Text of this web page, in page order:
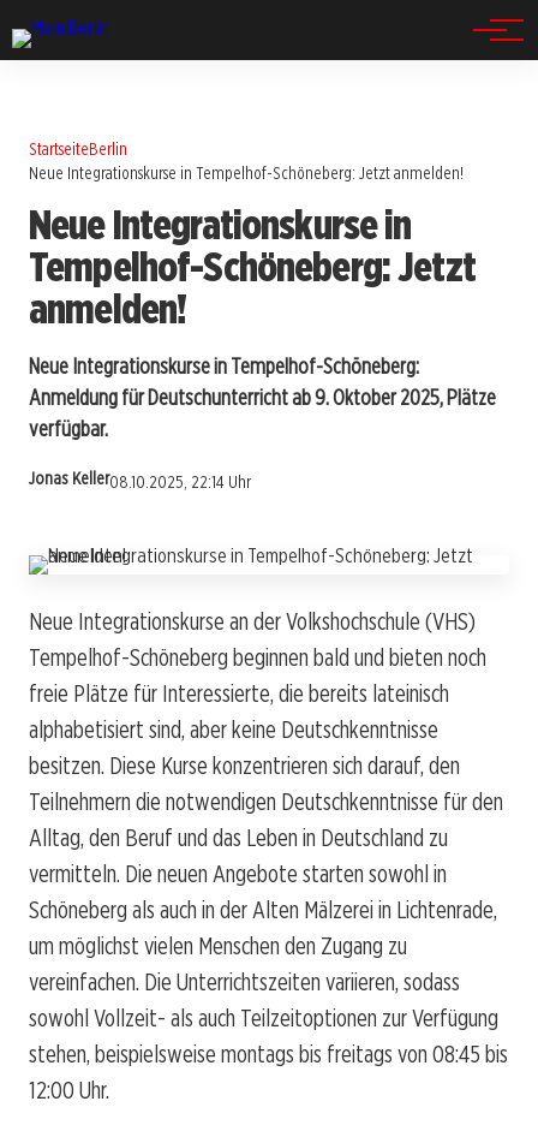
StartseiteBerlin
Neue Integrationskurse in Tempelhof-Schöneberg: Jetzt anmelden!
Neue Integrationskurse in
Tempelhof-Schöneberg: Jetzt
anmelden!
Neue Integrationskurse in Tempelhof-Schöneberg:
Anmeldung für Deutschunterricht ab 9. Oktober 2025, Plätze
verfügbar.
Jonas Keller08.10.2025, 22:14 Uhr
Neue Integrationskurse an der Volkshochschule (VHS)
Tempelhof-Schöneberg beginnen bald und bieten noch
freie Plätze für Interessierte, die bereits lateinisch
alphabetisiert sind, aber keine Deutschkenntnisse
besitzen. Diese Kurse konzentrieren sich darauf, den
Teilnehmern die notwendigen Deutschkenntnisse für den
Alltag, den Beruf und das Leben in Deutschland zu
vermitteln. Die neuen Angebote starten sowohl in
Schöneberg als auch in der Alten Mälzerei in Lichtenrade,
um möglichst vielen Menschen den Zugang zu
vereinfachen. Die Unterrichtszeiten variieren, sodass
sowohl Vollzeit- als auch Teilzeitoptionen zur Verfügung
stehen, beispielsweise montags bis freitags von 08:45 bis
12:00 Uhr.